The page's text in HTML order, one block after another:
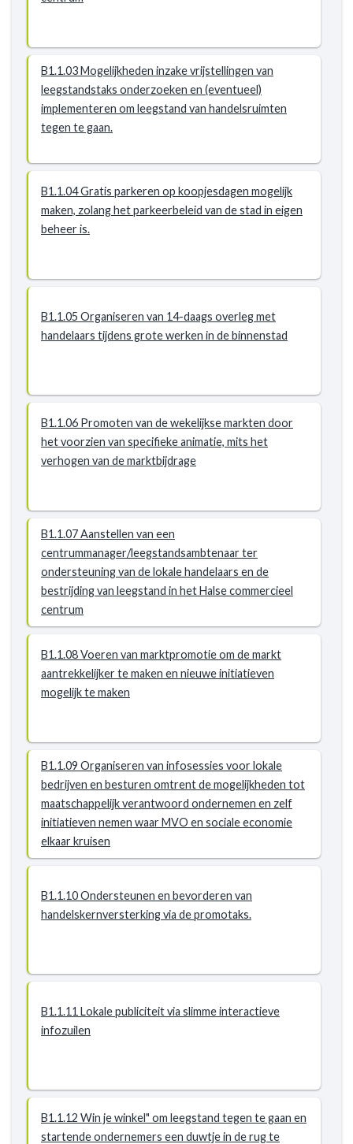
B1.1.03 Mogelijkheden inzake vrijstellingen van
leegstandstaks onderzoeken en (eventueel)
implementeren om leegstand van handelsruimten
tegen te gaan.
B1.1.04 Gratis parkeren op koopjesdagen mogelijk
maken, zolang het parkeerbeleid van de stad in eigen
beheer is.
B1.1.05 Organiseren van 14-daags overleg met
handelaars tijdens grote werken in de binnenstad
B1.1.06 Promoten van de wekelijkse markten door
het voorzien van specifieke animatie, mits het
verhogen van de marktbijdrage
B1.1.07 Aanstellen van een
centrummanager/leegstandsambtenaar ter
ondersteuning van de lokale handelaars en de
bestrijding van leegstand in het Halse commercieel
centrum
B1.1.08 Voeren van marktpromotie om de markt
aantrekkelijker te maken en nieuwe initiatieven
mogelijk te maken
B1.1.09 Organiseren van infosessies voor lokale
bedrijven en besturen omtrent de mogelijkheden tot
maatschappelijk verantwoord ondernemen en zelf
initiatieven nemen waar MVO en sociale economie
elkaar kruisen
B1.1.10 Ondersteunen en bevorderen van
handelskernversterking via de promotaks.
B1.1.11 Lokale publiciteit via slimme interactieve
infozuilen
B1.1.12 Win je winkel" om leegstand tegen te gaan en
startende ondernemers een duwtje in de rug te